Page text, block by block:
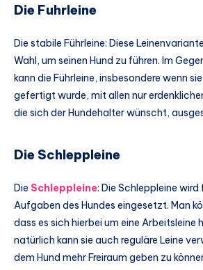
Die Fuhrleine
Die stabile Führleine: Diese
Wahl, um seinen Hund zu führen. Im
kann die Führleine, insbesondere wenn
gefertigt wurde, mit allen nur
die sich der Hundehalter wünscht,
Die Schleppleine
Die Schleppleine: Die Schleppleine wird
Aufgaben des Hundes eingesetzt. Man
dass es sich hierbei um eine Arbeitsleine
natürlich kann sie auch reguläre Leine
dem Hund mehr Freiraum geben zu